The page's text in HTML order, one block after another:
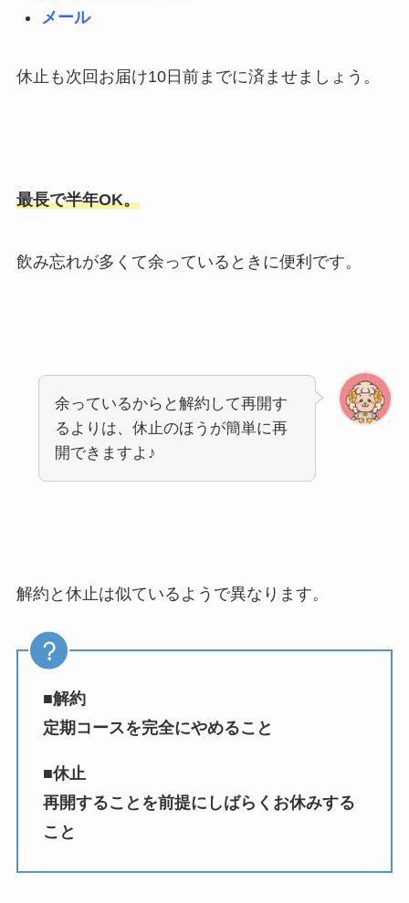
メール
休止も次回お届け10日前までに済ませましょう。
最長で半年OK。
飲み忘れが多くて余っているときに便利です。
余っているからと解約して再開す
るよりは、休止のほうが簡単に再
開できますよ♪
解約と休止は似ているようで異なります。
■解約
定期コースを完全にやめること
■休止
再開することを前提にしばらくお休みする
こと